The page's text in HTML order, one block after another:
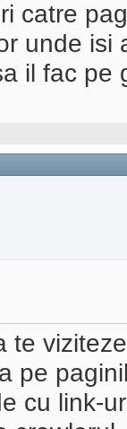
catre
unde
il fac pe
te
pe
cu link-